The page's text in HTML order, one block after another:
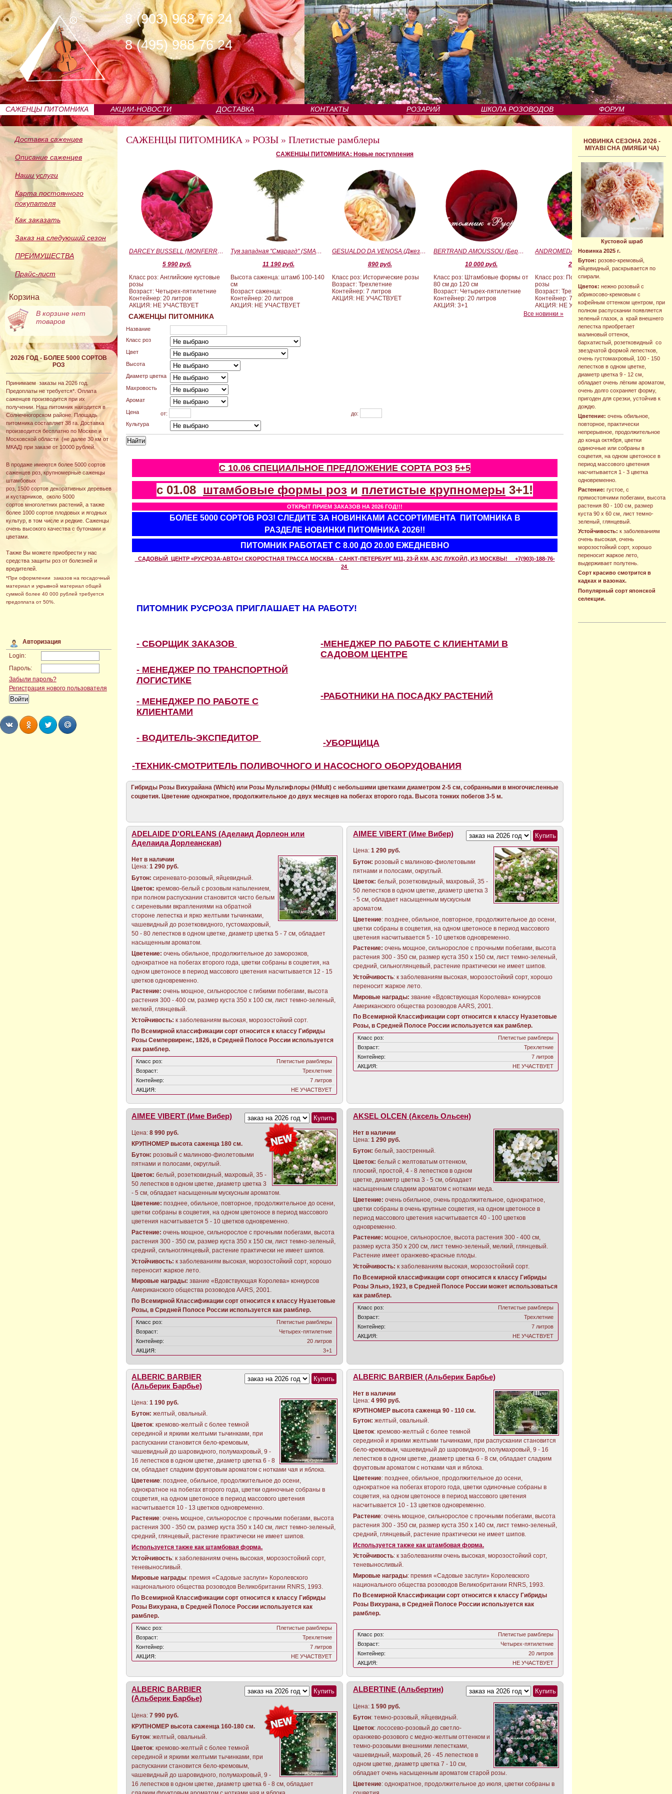
8 (903) 968 76 24
8 (495) 988 76 24
САЖЕНЦЫ ПИТОМНИКА АКЦИИ-НОВОСТИ ДОСТАВКА КОНТАКТЫ РОЗАРИЙ ШКОЛА РОЗОВОДОВ ФОРУМ
Доставка саженцев
Описание саженцев
Наши услуги
Карта постоянного
покупателя
Как заказать
Заказ на следующий сезон
ПРЕИМУЩЕСТВА
Прайс-лист
Корзина
В корзине нет
товаров
2026 ГОД - БОЛЕЕ 5000 СОРТОВ
РОЗ
Принимаем заказы на 2026 год.
Предоплаты не требуется*. Оплата
саженцев производится при их
получении. Наш питомник находится в
Солнечногорском районе. Площадь
питомника составляет 38 га. Доставка
производится бесплатно по Москве и
Московской области (не далее 30 км от
МКАД) при заказе от 10000 рублей.
В продаже имеются более 5000 сортов
саженцев роз, крупномерные саженцы
штамбовых
роз, 1500 сортов декоративных деревьев
и кустарников, около 5000
сортов многолетних растений, а также
более 1000 сортов плодовых и ягодных
культур, в том числе и редкие. Саженцы
очень высокого качества с бутонами и
цветами.
Также Вы можете приобрести у нас
средства защиты роз от болезней и
вредителей.
*При оформлении заказов на посадочный
материал и укрывной материал общей
суммой более 40 000 рублей требуется
предоплата от 50%.
Авторизация
Login:
Пароль:
Забыли пароль?
Регистрация нового пользователя
НОВИНКА СЕЗОНА 2026 -
MIYABI CHA (МИЯБИ ЧА)
Кустовой шраб
Новинка 2025 г.
Бутон: розово-кремовый,
яйцевидный, раскрывается по
спирали.
Цветок: нежно розовый с
абрикосово-кремовым с
кофейным оттенком центром, при
полном распускании появляется
зеленый глазок, а край внешнего
лепестка приобретает
малиновый оттенок,
бархатистый, розетковидный со
звездчатой формой лепестков,
очень густомахровый, 100 - 150
лепестков в одном цветке,
диаметр цветка 9 - 12 см,
обладает очень лёгким ароматом,
очень долго сохраняет форму,
пригоден для срезки, устойчив к
дождю.
Цветение: очень обильное,
повторное, практически
непрерывное, продолжительное
до конца октября, цветки
одиночные или собраны в
соцветия, на одном цветоносе в
период массового цветения
насчитывается 1 - 3 цветка
одновременно.
Растение: густое, с
прямостоячими побегами, высота
растения 80 - 100 см, размер
куста 90 х 60 см, лист темно-
зеленый, глянцевый.
Устойчивость: к заболеваниям
очень высокая, очень
морозостойкий сорт, хорошо
переносит жаркое лето,
выдерживает полутень.
Сорт красиво смотрится в
кадках и вазонах.
Популярный сорт японской
селекции.
САЖЕНЦЫ ПИТОМНИКА » РОЗЫ » Плетистые рамблеры
САЖЕНЦЫ ПИТОМНИКА: Новые поступления
DARCEY BUSSELL (MONFERRATO) (Дарси Басл)
5 990 руб.
Класс роз: Английские кустовые
розы
Возраст: Четырех-пятилетние
Контейнер: 20 литров
АКЦИЯ: НЕ УЧАСТВУЕТ
Туя западная "Смарагд" (SMARAGD) ШТАМБ 100-140
11 190 руб.
Высота саженца: штамб 100-140
см
Возраст саженца:
Контейнер: 20 литров
АКЦИЯ: НЕ УЧАСТВУЕТ
GESUALDO DA VENOSA (Джезуальдо Ди Веноза)
890 руб.
Класс роз: Исторические розы
Возраст: Трехлетние
Контейнер: 7 литров
АКЦИЯ: НЕ УЧАСТВУЕТ
BERTRAND AMOUSSOU (Бертран Амуссу)
10 000 руб.
Класс роз: Штамбовые формы от
80 см до 120 см
Возраст: Четырех-пятилетние
Контейнер: 20 литров
АКЦИЯ: 3+1
2 090 руб.
Класс роз: Почвопокровные
розы
Возраст: Трехлетние
Контейнер: 7 литров
АКЦИЯ: НЕ УЧАСТВУЕТ
Все новинки »
САЖЕНЦЫ ПИТОМНИКА
Название
Класс роз
Цвет
Высота
Диаметр цветка
Махровость
Аромат
Цена
от:
до:
Культура
С 10.06 СПЕЦИАЛЬНОЕ ПРЕДЛОЖЕНИЕ СОРТА РОЗ 5+5
с 01.08 штамбовые формы роз и плетистые крупномеры 3+1!
ОТКРЫТ ПРИЕМ ЗАКАЗОВ НА 2026 ГОД!!!
БОЛЕЕ 5000 СОРТОВ РОЗ! СЛЕДИТЕ ЗА НОВИНКАМИ АССОРТИМЕНТА ПИТОМНИКА В
РАЗДЕЛЕ НОВИНКИ ПИТОМНИКА 2026!!
ПИТОМНИК РАБОТАЕТ С 8.00 ДО 20.00 ЕЖЕДНЕВНО
САДОВЫЙ ЦЕНТР «РУСРОЗА-АВТО»! СКОРОСТНАЯ ТРАССА МОСКВА - САНКТ-ПЕТЕРБУРГ М11, 23-Й КМ, АЗС ЛУКОЙЛ, ИЗ МОСКВЫ! +7(903)-188-76-
24
ПИТОМНИК РУСРОЗА ПРИГЛАШАЕТ НА РАБОТУ!
- СБОРЩИК ЗАКАЗОВ
-МЕНЕДЖЕР ПО РАБОТЕ С КЛИЕНТАМИ В
САДОВОМ ЦЕНТРЕ
- МЕНЕДЖЕР ПО ТРАНСПОРТНОЙ
ЛОГИСТИКЕ
- МЕНЕДЖЕР ПО РАБОТЕ С
КЛИЕНТАМИ
-РАБОТНИКИ НА ПОСАДКУ РАСТЕНИЙ
- ВОДИТЕЛЬ-ЭКСПЕДИТОР -УБОРЩИЦА
-ТЕХНИК-СМОТРИТЕЛЬ ПОЛИВОЧНОГО И НАСОСНОГО ОБОРУДОВАНИЯ
Гибриды Розы Вихурайана (Which) или Розы Мультифлоры (HMult) с небольшими цветками диаметром 2-5 см, собранными в многочисленные
соцветия. Цветение однократное, продолжительное до двух месяцев на побегах второго года. Высота тонких побегов 3-5 м.
ADELAIDE D'ORLEANS (Аделаид Дорлеон или
Аделаида Дорлеанская)
Нет в наличии
Цена:1 290 руб.
Бутон:сиреневато-розовый, яйцевидный.
Цветок:кремово-белый с розовым напылением,
при полном распускании становится чисто белым
с сиреневыми вкраплениями на обратной
стороне лепестка и ярко желтыми тычинками,
чашевидный до розетковидного, густомахровый,
50 - 80 лепестков в одном цветке, диаметр цветка 5 - 7 см, обладает
насыщенным ароматом.
Цветение: очень обильное, продолжительное до заморозков,
однократное на побегах второго года, цветки собраны в соцветия, на
одном цветоносе в период массового цветения насчитывается 12 - 15
цветков одновременно.
Растение: очень мощное, сильнорослое с гибкими побегами, высота
растения 300 - 400 см, размер куста 350 х 100 см, лист темно-зеленый,
мелкий, глянцевый.
Устойчивость: к заболеваниям высокая, морозостойкий сорт.
По Всемирной классификации сорт относится к классу Гибриды
Розы Семпервиренс, 1826, в Средней Полосе России используется
как рамблер.
Класс роз:
Плетистые рамблеры
Возраст:
Трехлетние
Контейнер:
7 литров
АКЦИЯ:
НЕ УЧАСТВУЕТ
AIMEE VIBERT (Име Вибер)
Цена:1 290 руб.
Бутон: розовый с малиново-фиолетовыми
пятнами и полосами, округлый.
Цветок: белый, розетковидный, махровый, 35 -
50 лепестков в одном цветке, диаметр цветка 3
- 5 см, обладает насыщенным мускусным
ароматом.
Цветение: позднее, обильное, повторное, продолжительное до осени,
цветки собраны в соцветия, на одном цветоносе в период массового
цветения насчитывается 5 - 10 цветков одновременно.
Растение: очень мощное, сильнорослое с прочными побегами, высота
растения 300 - 350 см, размер куста 350 х 150 см, лист темно-зеленый,
средний, сильноглянцевый, растение практически не имеет шипов.
Устойчивость: к заболеваниям высокая, морозостойкий сорт, хорошо
переносит жаркое лето.
Мировые награды: звание «Вдовствующая Королева» конкурсов
Американского общества розоводов AARS, 2001.
По Всемирной Классификации сорт относится к классу Нуазетовые
Розы, в Средней Полосе России используется как рамблер.
Класс роз:
Плетистые рамблеры
Возраст:
Трехлетние
Контейнер:
7 литров
АКЦИЯ:
НЕ УЧАСТВУЕТ
AIMEE VIBERT (Име Вибер)
Цена:8 990 руб.
КРУПНОМЕР высота саженца 180 см.
Бутон:розовый с малиново-фиолетовыми
пятнами и полосами, округлый.
Цветок:белый, розетковидный, махровый, 35 -
50 лепестков в одном цветке, диаметр цветка 3
- 5 см, обладает насыщенным мускусным ароматом.
Цветение: позднее, обильное, повторное, продолжительное до осени,
цветки собраны в соцветия, на одном цветоносе в период массового
цветения насчитывается 5 - 10 цветков одновременно.
Растение: очень мощное, сильнорослое с прочными побегами, высота
растения 300 - 350 см, размер куста 350 х 150 см, лист темно-зеленый,
средний, сильноглянцевый, растение практически не имеет шипов.
Устойчивость: к заболеваниям высокая, морозостойкий сорт, хорошо
переносит жаркое лето.
Мировые награды:звание «Вдовствующая Королева» конкурсов
Американского общества розоводов AARS, 2001.
По Всемирной Классификации сорт относится к классу Нуазетовые
Розы, в Средней Полосе России используется как рамблер.
Класс роз:
Плетистые рамблеры
Возраст:
Четырех-пятилетние
Контейнер:
20 литров
АКЦИЯ:
3+1
AKSEL OLCEN (Аксель Ольсен)
Нет в наличии
Цена:1 290 руб.
Бутон: белый, заостренный.
Цветок: белый с желтоватым оттенком,
плоский, простой, 4 - 8 лепестков в одном
цветке, диаметр цветка 3 - 5 см, обладает
насыщенным сладким ароматом с нотками меда.
Цветение: очень обильное, очень продолжительное, однократное,
цветки собраны в очень крупные соцветия, на одном цветоносе в
период массового цветения насчитывается 40 - 100 цветков
одновременно.
Растение:мощное, сильнорослое, высота растения 300 - 400 см,
размер куста 350 х 200 см, лист темно-зеленый, мелкий, глянцевый.
Растение имеет оранжево-красные плоды.
Устойчивость:к заболеваниям высокая, морозостойкий сорт.
По Всемирной классификации сорт относится к классу Гибриды
Розы Эльнэ, 1923, в Средней Полосе России может использоваться
как рамблер.
Класс роз:
Плетистые рамблеры
Возраст:
Трехлетние
Контейнер:
7 литров
АКЦИЯ:
НЕ УЧАСТВУЕТ
ALBERIC BARBIER
(Альберик Барбье)
Цена:1 190 руб.
Бутон: желтый, овальный.
Цветок: кремово-желтый с более темной
серединой и яркими желтыми тычинками, при
распускании становится бело-кремовым,
чашевидный до шаровидного, полумахровый, 9 -
16 лепестков в одном цветке, диаметр цветка 6 - 8
см, обладает сладким фруктовым ароматом с нотками чая и яблока.
Цветение: позднее, обильное, продолжительное до осени,
однократное на побегах второго года, цветки одиночные собраны в
соцветия, на одном цветоносе в период массового цветения
насчитывается 10 - 13 цветков одновременно.
Растение: очень мощное, сильнорослое с прочными побегами, высота
растения 300 - 350 см, размер куста 350 х 140 см, лист темно-зеленый,
средний, глянцевый, растение практически не имеет шипов.
Используется также как штамбовая форма.
Устойчивость: к заболеваниям очень высокая, морозостойкий сорт,
теневыносливый.
Мировые награды: премия «Садовые заслуги» Королевского
национального общества розоводов Великобритании RNRS, 1993.
По Всемирной Классификации сорт относится к классу Гибриды
Розы Вихурана, в Средней Полосе России используется как
рамблер.
Класс роз:
Плетистые рамблеры
Возраст:
Трехлетние
Контейнер:
7 литров
АКЦИЯ:
НЕ УЧАСТВУЕТ
ALBERIC BARBIER (Альберик Барбье)
Нет в наличии
Цена:4 990 руб.
КРУПНОМЕРвысота саженца 90 - 110 см.
Бутон: желтый, овальный.
Цветок: кремово-желтый с более темной
серединой и яркими желтыми тычинками, при распускании становится
бело-кремовым, чашевидный до шаровидного, полумахровый, 9 - 16
лепестков в одном цветке, диаметр цветка 6 - 8 см, обладает сладким
фруктовым ароматом с нотками чая и яблока.
Цветение: позднее, обильное, продолжительное до осени,
однократное на побегах второго года, цветки одиночные собраны в
соцветия, на одном цветоносе в период массового цветения
насчитывается 10 - 13 цветков одновременно.
Растение: очень мощное, сильнорослое с прочными побегами, высота
растения 300 - 350 см, размер куста 350 х 140 см, лист темно-зеленый,
средний, глянцевый, растение практически не имеет шипов.
Используется также как штамбовая форма.
Устойчивость: к заболеваниям очень высокая, морозостойкий сорт,
теневыносливый.
Мировые награды: премия «Садовые заслуги» Королевского
национального общества розоводов Великобритании RNRS, 1993.
По Всемирной Классификации сорт относится к классу Гибриды
Розы Вихурана, в Средней Полосе России используется как
рамблер.
Класс роз:
Плетистые рамблеры
Возраст:
Четырех-пятилетние
Контейнер:
20 литров
АКЦИЯ:
НЕ УЧАСТВУЕТ
ALBERIC BARBIER
(Альберик Барбье)
Цена:7 990 руб.
КРУПНОМЕР высота саженца 160-180 см.
Бутон: желтый, овальный.
Цветок: кремово-желтый с более темной
серединой и яркими желтыми тычинками, при
распускании становится бело-кремовым,
чашевидный до шаровидного, полумахровый, 9 -
16 лепестков в одном цветке, диаметр цветка 6 - 8 см, обладает
ALBERTINE (Альбертин)
Цена:1 590 руб.
Бутон: темно-розовый, яйцевидный.
Цветок: лососево-розовый до светло-
оранжево-розового с медно-желтым оттенком и
темно-розовыми внешними лепестками,
чашевидный, махровый, 26 - 45 лепестков в
одном цветке, диаметр цветка 7 - 10 см,
обладает очень насыщенным ароматом старой розы.
Цветение: однократное, продолжительное до июля, цветки собраны в